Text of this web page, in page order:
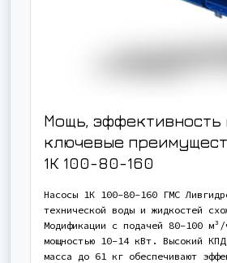
Мощь, эффективность
ключевые
1К 100-80-160
Насосы 1К 100-80-160 ГМС
технической воды и жидкостей
Модификации с подачей 80-100
мощностью 10-14 кВт. Высокий
масса до 61 кг обеспечивают